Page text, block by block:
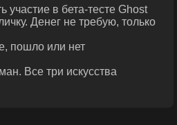
участие в бета-тесте Ghost
Денег не требую, только
пошло или нет
Все три искусства